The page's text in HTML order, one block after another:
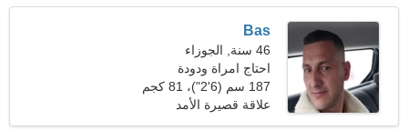
Bas
46 سنة, الجوزاء
احتاج امراة ودودة
187 سم (6'2")، 81 كجم
(178 رطلا)
علاقة قصيرة الأمد